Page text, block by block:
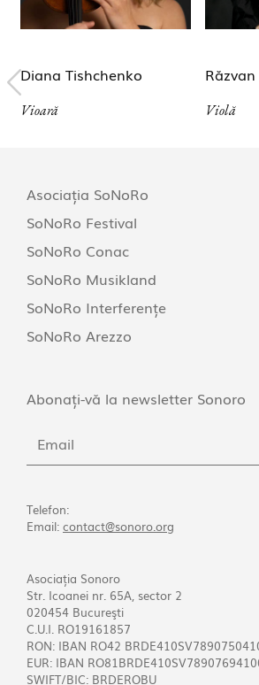
Diana Tishchenko
Vioară Violă
Asociația SoNoRo
SoNoRo Festival
SoNoRo Conac
SoNoRo Musikland
SoNoRo Interferențe
SoNoRo Arezzo
Abonați-vă la newsletter Sonoro
Telefon:
Email: contact@sonoro.org
Asociația Sonoro
Str. Icoanei nr. 65A, sector 2
020454 Bucureşti
C.U.I. RO19161857
RON: IBAN RO42
EUR: IBAN
SWIFT/BIC: BRDEROBU